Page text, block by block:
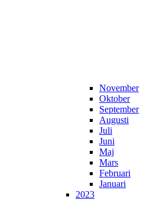
November
Oktober
September
Augusti
Juli
Juni
Maj
Mars
Februari
Januari
2023